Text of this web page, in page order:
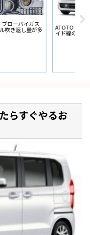
N-BOX バックカメラ ガ
設定
らすぐやるお